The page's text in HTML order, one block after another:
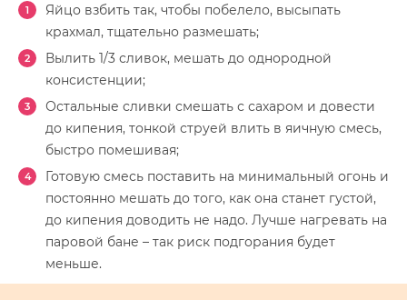
Яйцо взбить так, чтобы побелело, высыпать
крахмал, тщательно размешать;
Вылить 1/3 сливок, мешать до однородной
консистенции;
Остальные сливки смешать с сахаром и довести
до кипения, тонкой струей влить в яичную смесь,
быстро помешивая;
Готовую смесь поставить на минимальный огонь и
постоянно мешать до того, как она станет густой,
до кипения доводить не надо. Лучше нагревать на
паровой бане – так риск подгорания будет
меньше.